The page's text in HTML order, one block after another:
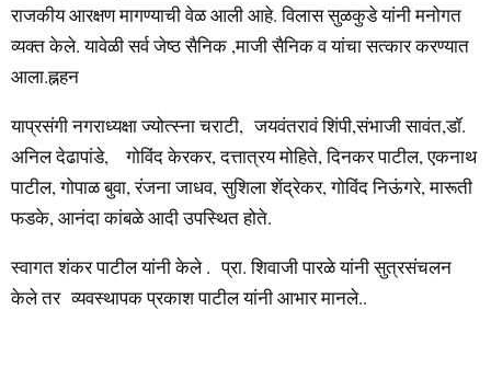
राजकीय आरक्षण मागण्याची वेळ आली आहे. विलास सुळकुडे यांनी मनोगत
व्यक्त केले. यावेळी सर्व जेष्ठ सैनिक ,माजी सैनिक व यांचा सत्कार करण्यात
आला.ह्नहन
याप्रसंगी नगराध्यक्षा ज्योत्स्ना चराटी, जयवंतरावं शिंपी,संभाजी सावंत,डॉ.
अनिल देढापांडे, गोविंद केरकर, दत्तात्रय मोहिते, दिनकर पाटील, एकनाथ
पाटील, गोपाळ बुवा, रंजना जाधव, सुशिला शेंद्रेकर, गोविंद निऊंगरे, मारूती
फडके, आनंदा कांबळे आदी उपस्थित होते.
स्वागत शंकर पाटील यांनी केले . प्रा. शिवाजी पारळे यांनी सुत्रसंचलन
केले तर व्यवस्थापक प्रकाश पाटील यांनी आभार मानले..